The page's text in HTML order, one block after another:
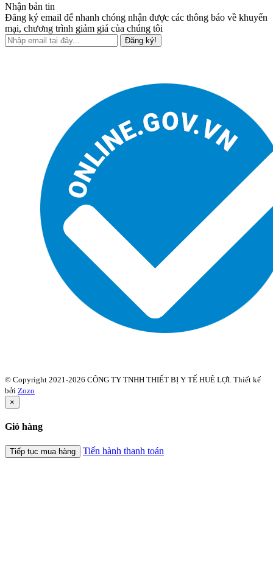
Nhận bản tin
Đăng ký email để nhanh chóng nhận được các thông báo về khuyến
mại, chương trình giảm giá của chúng tôi
Đăng ký!
© Copyright 2021-2026 CÔNG TY TNHH THIẾT BỊ Y TẾ HUÊ LỢI. Thiết kế
bởi Zozo
×
Giỏ hàng
Tiếp tục mua hàng Tiến hành thanh toán